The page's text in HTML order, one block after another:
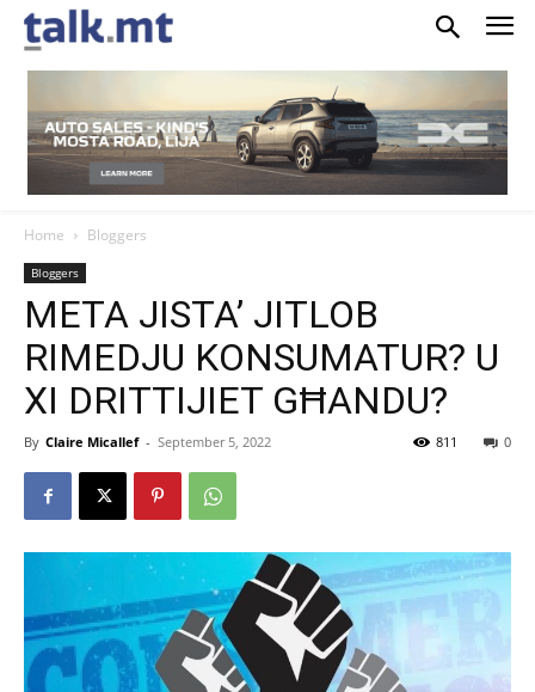
Home Bloggers
Bloggers
META JISTA’ JITLOB
RIMEDJU KONSUMATUR? U
XI DRITTIJIET GĦANDU?
By Claire Micallef - September 5, 2022 0
811